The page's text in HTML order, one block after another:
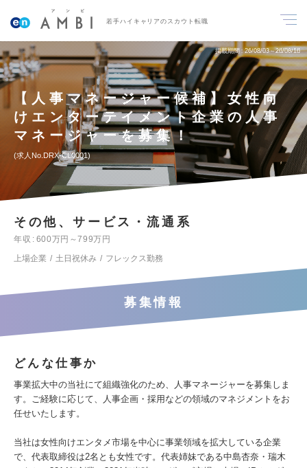
若手ハイキャリアのスカウト転職
掲載期間 26/08/03～26/08/16
【人事マネージャー候補】女性向
けエンターテイメント企業の人事
マネージャーを募集！
求人No.DRX-CL0001
その他、サービス・流通系
年収
600万円～799万円
上場企業
土日祝休み フレックス勤務
募集情報
どんな仕事か
事業拡大中の当社にて組織強化のため、人事マネージャーを募集しま
す。ご経験に応じて、人事企画・採用などの領域のマネジメントをお
任せいたします。
当社は女性向けエンタメ市場を中心に事業領域を拡大している企業
で、代表取締役は2名とも女性です。代表姉妹である中島杏奈・瑞木